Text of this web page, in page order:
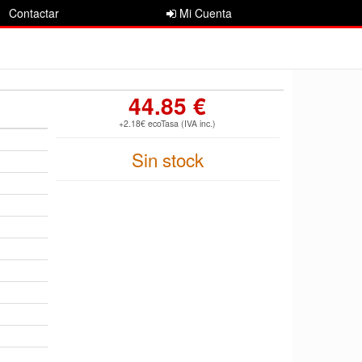
Contactar Mi Cuenta
44.85 €
+2.18€ ecoTasa (IVA inc.)
Sin stock